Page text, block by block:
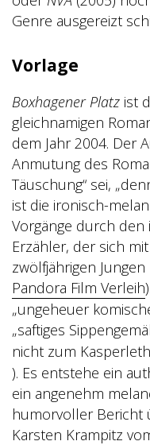
Genre ausgereizt
Vorlage
Boxhagener Platz ist
gleichnamigen
dem Jahr 2004. Der
Anmutung des
Täuschung“ sei,
ist die ironisch-
Vorgänge durch
Erzähler, der sich
zwölfjährigen
Pandora Film Verleih).
„ungeheuer
„saftiges
nicht zum
). Es entstehe ein
ein angenehm
humorvoller Bericht
Karsten Krampitz